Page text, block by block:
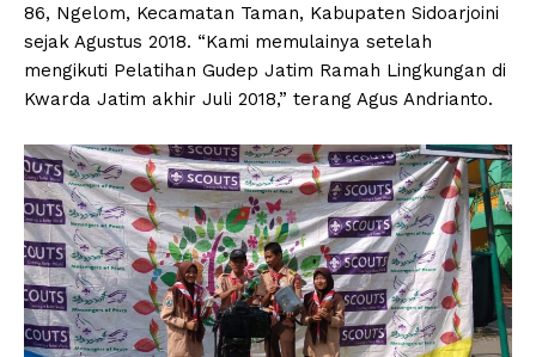
86, Ngelom, Kecamatan Taman, Kabupaten Sidoarjoini
sejak Agustus 2018. “Kami memulainya setelah
mengikuti Pelatihan Gudep Jatim Ramah Lingkungan di
Kwarda Jatim akhir Juli 2018,” terang Agus Andrianto.